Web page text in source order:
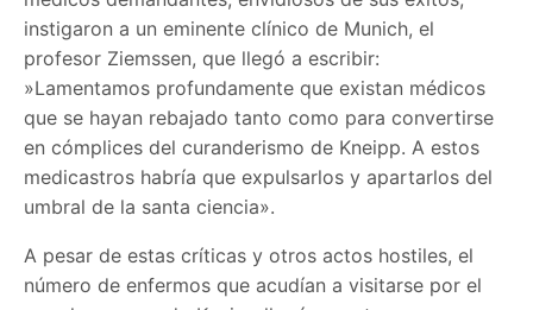
instigaron a un eminente clínico de Munich, el
profesor Ziemssen, que llegó a escribir:
»Lamentamos profundamente que existan médicos
que se hayan rebajado tanto como para convertirse
en cómplices del curanderismo de Kneipp. A estos
medicastros habría que expulsarlos y apartarlos del
umbral de la santa ciencia».
A pesar de estas críticas y otros actos hostiles, el
número de enfermos que acudían a visitarse por el